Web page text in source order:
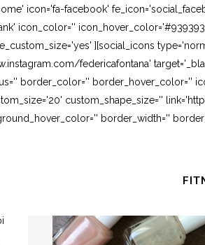
icon='fa-facebook'
icon_color=''
][social_icons
federicafontana'
border_color='' border_hover_color=''
custom_shape_size=''
border_width=''